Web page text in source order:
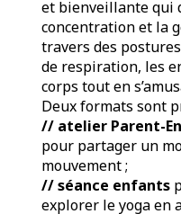
et bienveillante qui
concentration et la
travers des
de respiration, les
corps tout en
Deux formats sont
// atelier Parent-
pour partager un
mouvement ;
// séance enfants
explorer le yoga en